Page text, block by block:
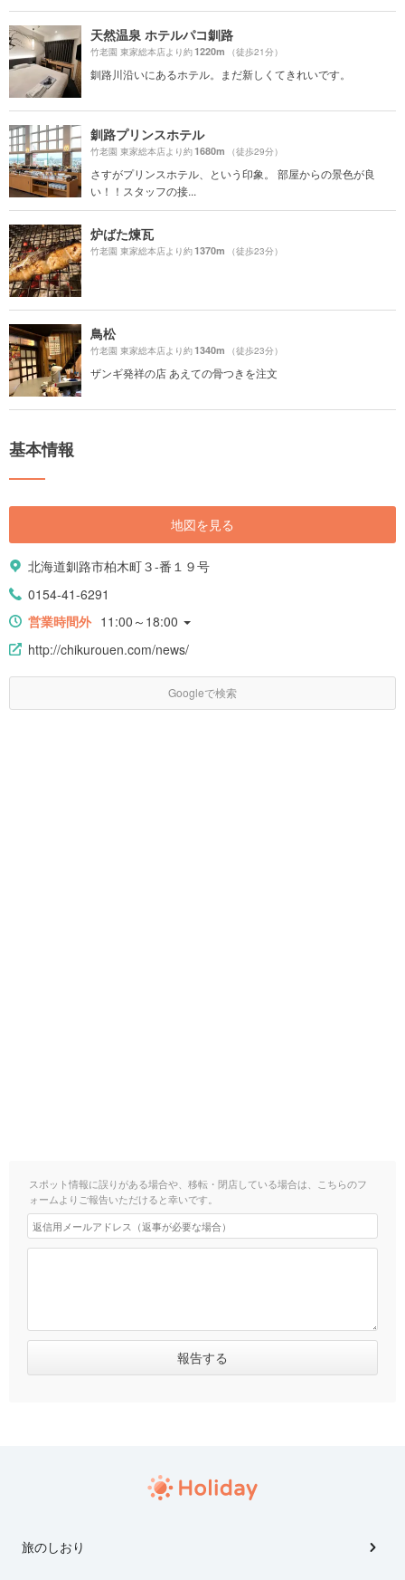
天然温泉 ホテルパコ釧路
竹老園 東家総本店より約1220m （徒歩21分）
釧路川沿いにあるホテル。まだ新しくてきれいです。
釧路プリンスホテル
竹老園 東家総本店より約1680m （徒歩29分）
さすがプリンスホテル、という印象。 部屋からの景色が良
い！！スタッフの接...
炉ばた煉瓦
竹老園 東家総本店より約1370m （徒歩23分）
鳥松
竹老園 東家総本店より約1340m （徒歩23分）
ザンギ発祥の店 あえての骨つきを注文
基本情報
地図を見る
北海道釧路市柏木町３-番１９号
0154-41-6291
営業時間外 11:00～18:00
http://chikurouen.com/news/
Googleで検索
スポット情報に誤りがある場合や、移転・閉店している場合は、こちらのフ
ォームよりご報告いただけると幸いです。
旅のしおり